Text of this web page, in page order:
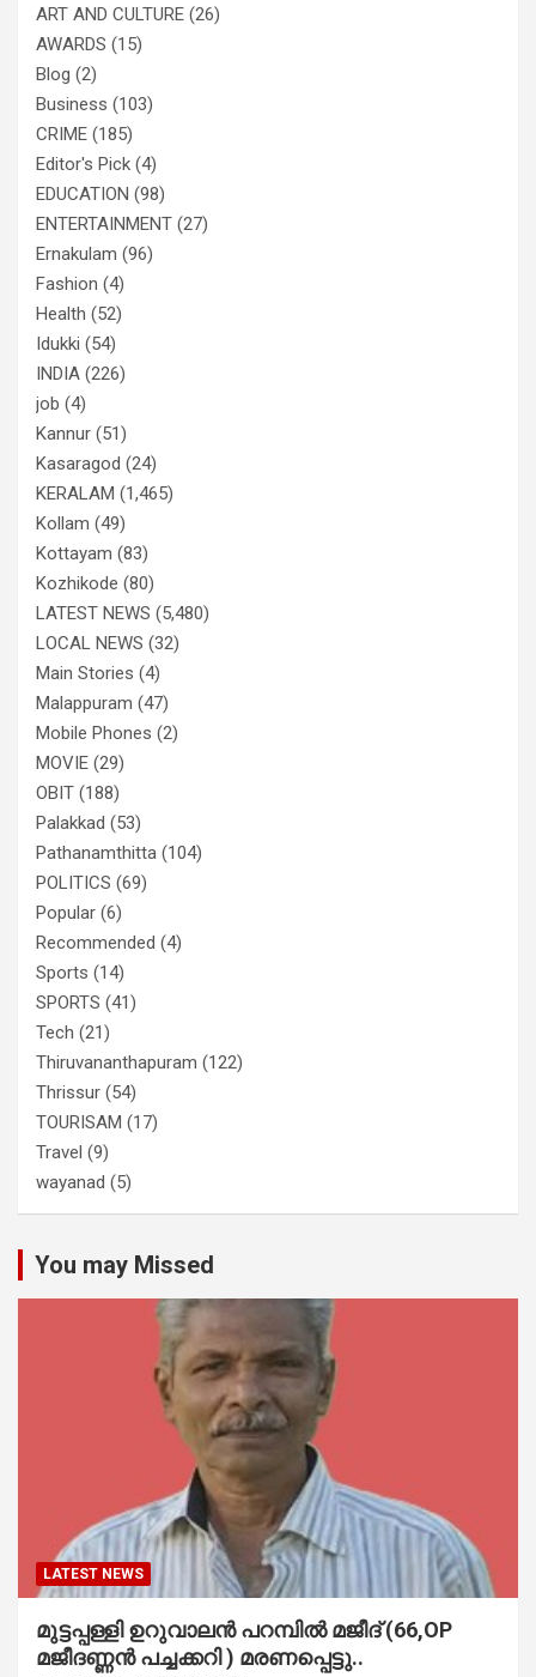
ART AND CULTURE (26)
AWARDS (15)
Blog (2)
Business (103)
CRIME (185)
Editor's Pick (4)
EDUCATION (98)
ENTERTAINMENT (27)
Ernakulam (96)
Fashion (4)
Health (52)
Idukki (54)
INDIA (226)
job (4)
Kannur (51)
Kasaragod (24)
KERALAM (1,465)
Kollam (49)
Kottayam (83)
Kozhikode (80)
LATEST NEWS (5,480)
LOCAL NEWS (32)
Main Stories (4)
Malappuram (47)
Mobile Phones (2)
MOVIE (29)
OBIT (188)
Palakkad (53)
Pathanamthitta (104)
POLITICS (69)
Popular (6)
Recommended (4)
Sports (14)
SPORTS (41)
Tech (21)
Thiruvananthapuram (122)
Thrissur (54)
TOURISAM (17)
Travel (9)
wayanad (5)
You may Missed
LATEST NEWS
മുട്ടപ്പള്ളി ഉറുവാലൻ പറമ്പിൽ മജീദ് (66,OP
മജീദണ്ണൻ പച്ചക്കറി ) മരണപ്പെട്ടു..